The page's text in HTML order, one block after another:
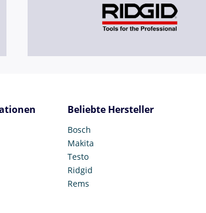
Beliebte Hersteller
Bosch
Makita
Testo
Ridgid
Rems